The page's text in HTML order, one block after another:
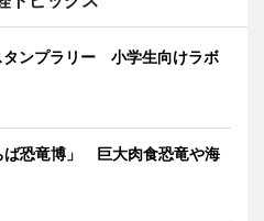
タンプラリー 小学生向けラボ
ば恐竜博」 巨大肉食恐竜や海